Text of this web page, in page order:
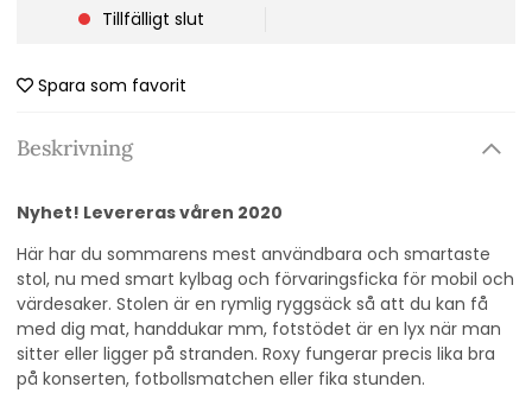
Tillfälligt slut
Spara som favorit
Beskrivning
Nyhet! Levereras våren 2020
Här har du sommarens mest användbara och smartaste
stol, nu med smart kylbag och förvaringsficka för mobil och
värdesaker. Stolen är en rymlig ryggsäck så att du kan få
med dig mat, handdukar mm, fotstödet är en lyx när man
sitter eller ligger på stranden. Roxy fungerar precis lika bra
på konserten, fotbollsmatchen eller fika stunden.